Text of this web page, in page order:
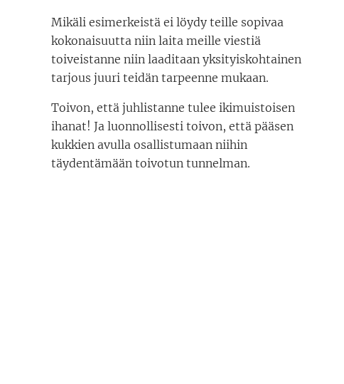
Mikäli esimerkeistä ei löydy teille sopivaa
kokonaisuutta niin laita meille viestiä
toiveistanne niin laaditaan yksityiskohtainen
tarjous juuri teidän tarpeenne mukaan.
Toivon, että juhlistanne tulee ikimuistoisen
ihanat! Ja luonnollisesti toivon, että pääsen
kukkien avulla osallistumaan niihin
täydentämään toivotun tunnelman.